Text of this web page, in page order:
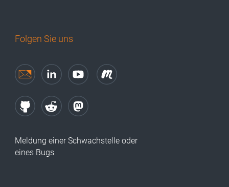
Folgen Sie uns
Meldung einer Schwachstelle oder
eines Bugs